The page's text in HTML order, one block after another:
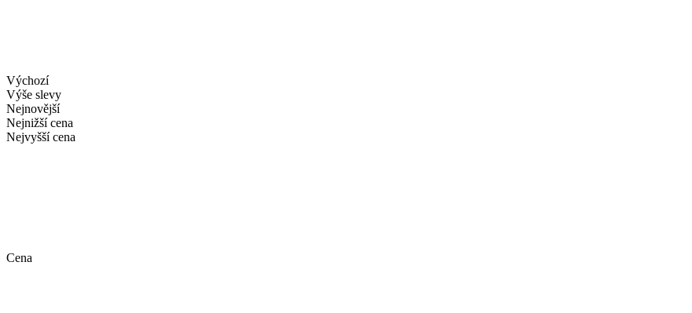
Výchozí
Výše slevy
Nejnovější
Nejnižší cena
Nejvyšší cena
Cena